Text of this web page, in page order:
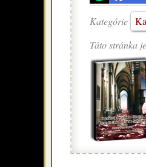
Kategórie
Táto stránka